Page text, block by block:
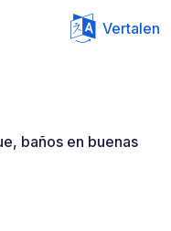
Vertalen
baños en buenas